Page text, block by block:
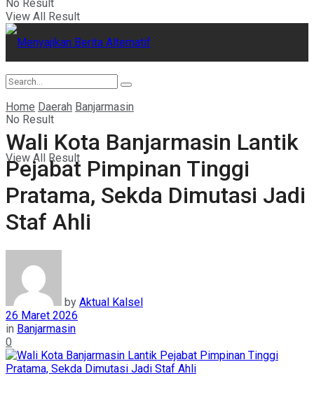
No Result
View All Result
No Result
View All Result
Home Daerah Banjarmasin
Wali Kota Banjarmasin Lantik
Pejabat Pimpinan Tinggi
Pratama, Sekda Dimutasi Jadi
Staf Ahli
by Aktual Kalsel
26 Maret 2026
in Banjarmasin
0